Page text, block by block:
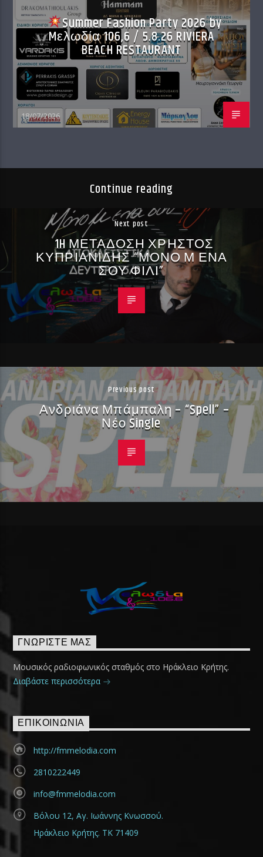
Summer Fashion Party 2026 by
Mελωδία 106,6 / 5.8.26 RIVIERA
BEACH RESTAURANT
18/07/2026
Continue reading
Next post
1H ΜΕΤΑΔΟΣΗ ΧΡΗΣΤΟΣ
ΚΥΠΡΙΑΝΙΔΗΣ “ΜΟΝΟ Μ ΕΝΑ
ΣΟΥ ΦΙΛΙ”
Previous post
Ανδριάνα Μπάμπαλη – “Spell” –
Νέο Single
ΓΝΩΡΊΣΤΕ ΜΑΣ
Μουσικός ραδιοφωνικός σταθμός στο Ηράκλειο Κρήτης.
Διαβάστε περισσότερα
ΕΠΙΚΟΙΝΩΝΊΑ
http://fmmelodia.com
2810222449
info@fmmelodia.com
Βόλου 12, Αγ. Ιωάννης Κνωσσού.
Ηράκλειο Κρήτης. ΤΚ 71409